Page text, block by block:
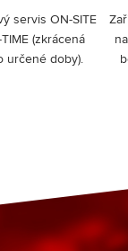
servis ON-SITE
(zkrácená
určené doby).